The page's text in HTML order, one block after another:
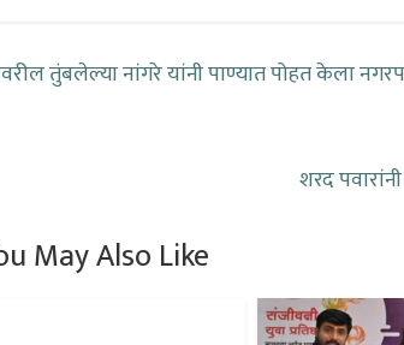
तुंबलेल्या नांगरे यांनी पाण्यात पोहत केला
शरद
May Also Like